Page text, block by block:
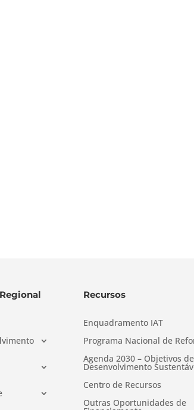
Recursos
Enquadramento IAT
Programa Nacional de
Agenda 2030 – Objetivos de
Desenvolvimento
Centro de Recursos
Outras Oportunidades de